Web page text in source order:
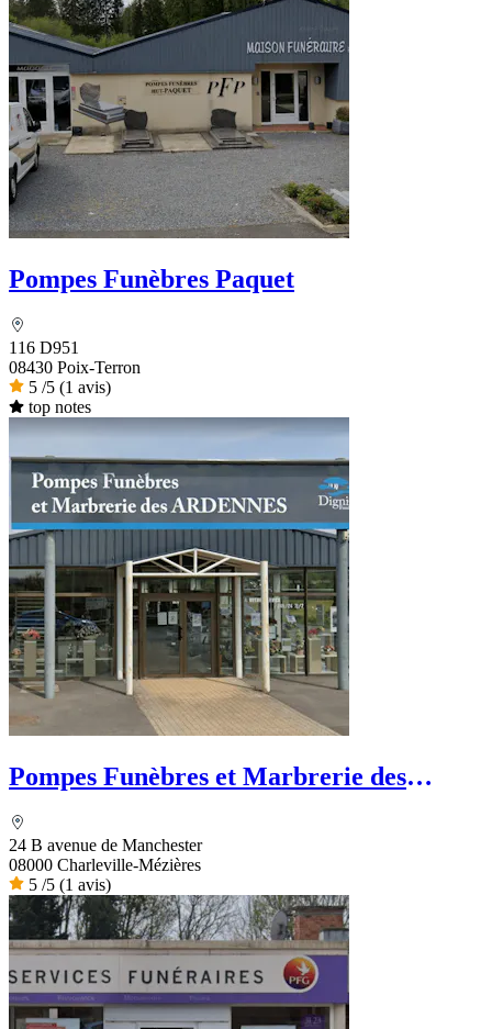
Pompes Funèbres Paquet
116 D951
08430 Poix-Terron
5 /5 (1 avis)
top notes
Pompes Funèbres et Marbrerie des
24 B avenue de Manchester
08000 Charleville-Mézières
5 /5 (1 avis)